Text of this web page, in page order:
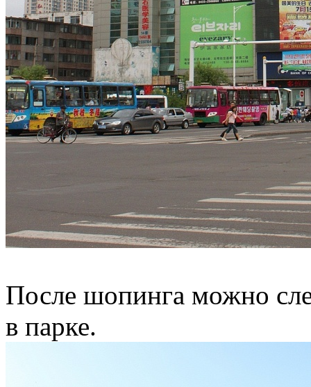
После шопинга можно
в парке.